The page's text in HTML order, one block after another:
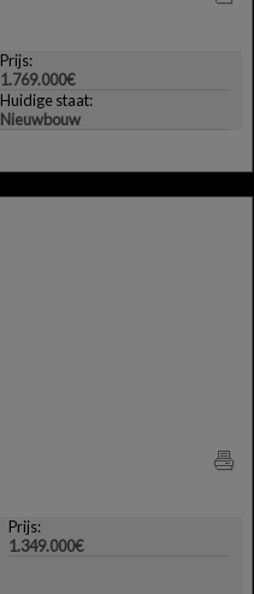
Prijs:
1.769.000€
Huidige staat:
Nieuwbouw
Prijs:
1.349.000€